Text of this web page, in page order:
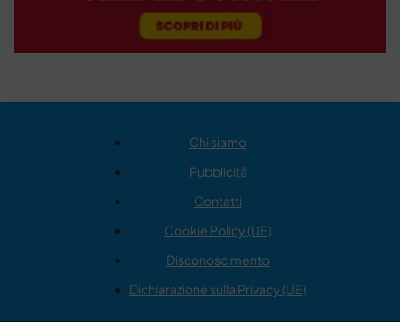
Chi siamo
Pubblicità
Contatti
Cookie Policy (UE)
Disconoscimento
Dichiarazione sulla Privacy (UE)